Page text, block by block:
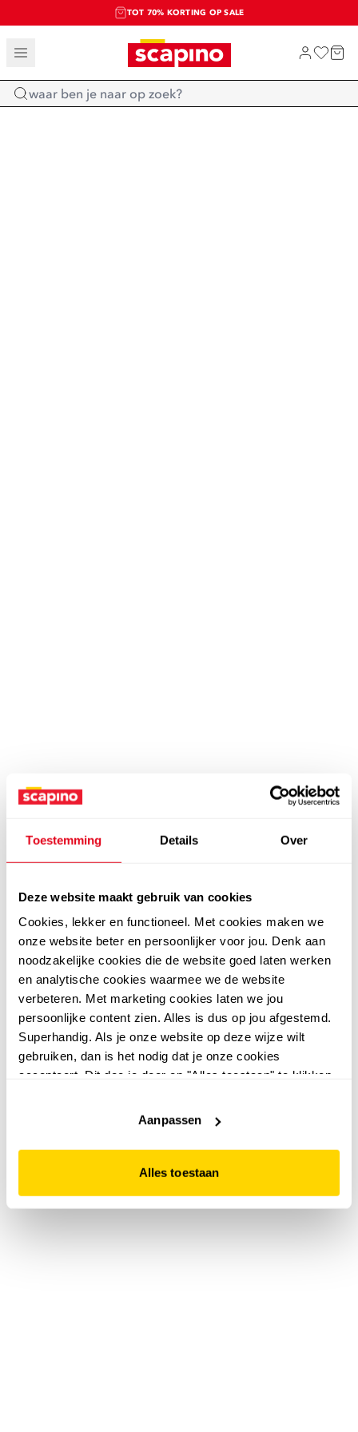
Toestemming Details Over
Deze website maakt gebruik van cookies
Cookies, lekker en functioneel. Met cookies maken we
onze website beter en persoonlijker voor jou. Denk aan
noodzakelijke cookies die de website goed laten werken
en analytische cookies waarmee we de website
verbeteren. Met marketing cookies laten we jou
persoonlijke content zien. Alles is dus op jou afgestemd.
Superhandig. Als je onze website op deze wijze wilt
gebruiken, dan is het nodig dat je onze cookies
accepteert. Dit doe je door op "Alles toestaan" te klikken.
website niet optimaal functioneert.
Aanpassen
Alles toestaan
TOT 70% KORTING OP SALE
SALE: LAATSTE KANS!
SHOP NIEUW
Home